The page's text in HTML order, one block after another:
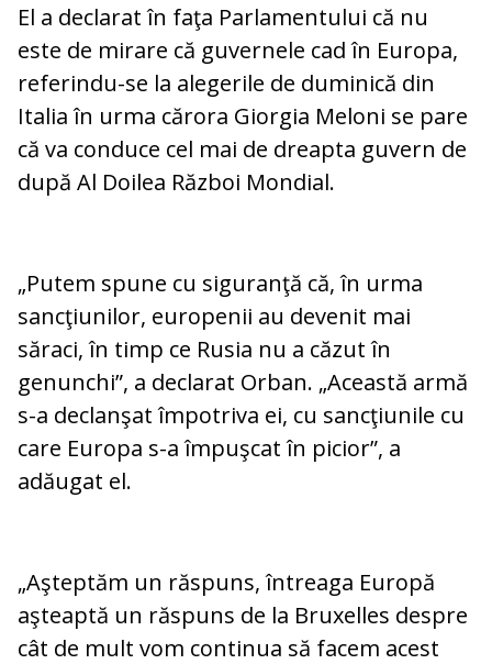
El a declarat în faţa Parlamentului că nu
este de mirare că guvernele cad în Europa,
referindu-se la alegerile de duminică din
Italia în urma cărora Giorgia Meloni se pare
că va conduce cel mai de dreapta guvern de
după Al Doilea Război Mondial.
„Putem spune cu siguranţă că, în urma
sancţiunilor, europenii au devenit mai
săraci, în timp ce Rusia nu a căzut în
genunchi”, a declarat Orban. „Această armă
s-a declanşat împotriva ei, cu sancţiunile cu
care Europa s-a împuşcat în picior”, a
adăugat el.
„Aşteptăm un răspuns, întreaga Europă
aşteaptă un răspuns de la Bruxelles despre
cât de mult vom continua să facem acest